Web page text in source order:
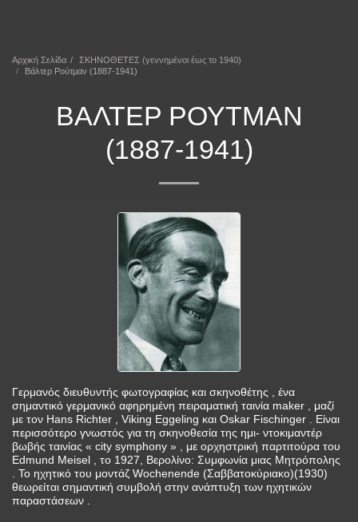
Αρχική Σελίδα
ΣΚΗΝΟΘΕΤΕΣ (γεννημένοι έως το 1940)
Βάλτερ Ρούτμαν (1887-1941)
ΒΆΛΤΕΡ ΡΟΎΤΜΑΝ
(1887-1941)
Γερμανός διευθυντής φωτογραφίας και σκηνοθέτης , ένα
σημαντικό γερμανικό αφηρημένη πειραματική ταινία maker , μαζί
με τον Hans Richter , Viking Eggeling και Oskar Fischinger . Είναι
περισσότερο γνωστός για τη σκηνοθεσία της ημι- ντοκιμαντέρ
βωβής ταινίας « city symphony » , με ορχηστρική παρτιτούρα του
Edmund Meisel , το 1927, Βερολίνο: Συμφωνία μιας Μητρόπολης
. Το ηχητικό του μοντάζ Wochenende (Σαββατοκύριακο)(1930)
θεωρείται σημαντική συμβολή στην ανάπτυξη των ηχητικών
παραστάσεων .